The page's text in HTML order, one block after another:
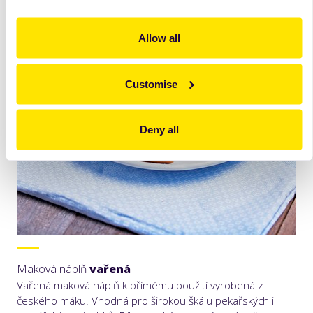
Allow all
Customise
Deny all
Maková náplňvařená
Vařená maková náplň k přímému použití vyrobená z
českého máku. Vhodná pro širokou škálu pekařských i